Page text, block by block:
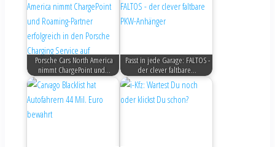
Porsche Cars North America
nimmt ChargePoint und…
Passt in jede Garage: FALTOS -
der clever faltbare…